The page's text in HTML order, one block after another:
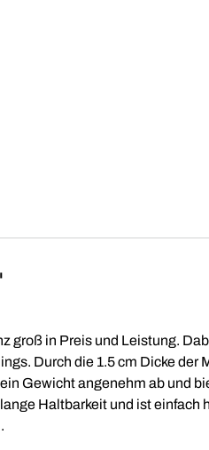
groß in Preis und Leistung.
Durch die 1.5 cm Dicke der
Gewicht angenehm ab und
Haltbarkeit und ist einfach